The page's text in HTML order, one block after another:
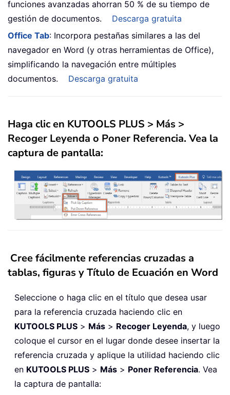
funciones avanzadas ahorran 50 % de su tiempo de
gestión de documentos.
Descarga gratuita
Office Tab: Incorpora pestañas similares a las del
navegador en Word (y otras herramientas de Office),
simplificando la navegación entre múltiples
documentos.
Descarga gratuita
Haga clic en KUTOOLS PLUS > Más >
Recoger Leyenda o Poner Referencia. Vea la
captura de pantalla:
Cree fácilmente referencias cruzadas a
tablas, figuras y Título de Ecuación en Word
Seleccione o haga clic en el título que desea usar
para la referencia cruzada haciendo clic en
KUTOOLS PLUS > Más > Recoger Leyenda, y luego
coloque el cursor en el lugar donde desee insertar la
referencia cruzada y aplique la utilidad haciendo clic
en KUTOOLS PLUS > Más > Poner Referencia. Vea
la captura de pantalla: